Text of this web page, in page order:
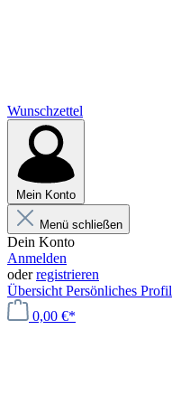
Wunschzettel
Mein Konto
Menü schließen
Dein Konto
Anmelden
oderregistrieren
Übersicht Persönliches Profil
0,00 €*